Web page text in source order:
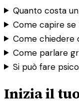
Quanto costa
Come capire
Come chiedere
Come parlare
Si può fare
Inizia il